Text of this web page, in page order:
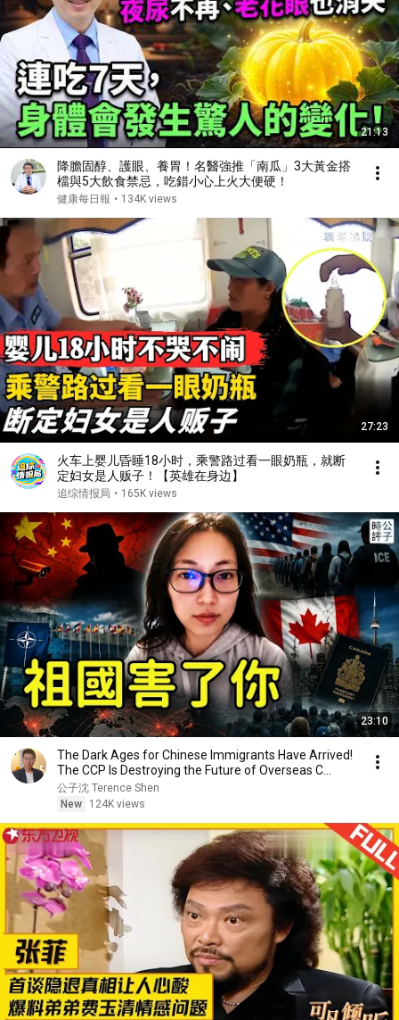
21:13
降膽固醇、護眼、養胃！名醫強推「南瓜」3大黃金搭
檔與5大飲食禁忌，吃錯小心上火大便硬！
健康每日報 • 134K views
27:23
火车上婴儿昏睡18小时，乘警路过看一眼奶瓶，就断
定妇女是人贩子！【英雄在身边】
追综情报局 • 165K views
23:10
The Dark Ages for Chinese Immigrants Have Arrived!
The CCP Is Destroying the Future of Overseas C...
公子沈 Terence Shen
New
124K views